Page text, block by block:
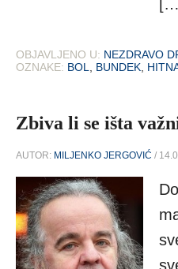
OBJAVLJENO U: NEZDRAVO
OZNAKE: BOL BUNDEK
Zbiva li se išta
AUTOR: MILJENKO JERGOVIĆ /